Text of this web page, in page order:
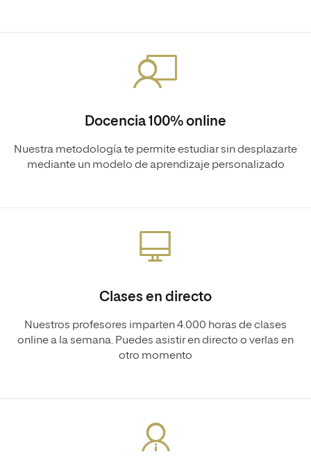
Docencia 100% online
Nuestra metodología te permite estudiar sin desplazarte
mediante un modelo de aprendizaje personalizado
Clases en directo
Nuestros profesores imparten 4.000 horas de clases
online a la semana. Puedes asistir en directo o verlas en
otro momento